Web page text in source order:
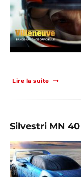
Lire la suite
Silvestri MN